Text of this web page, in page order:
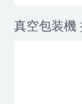
真空包装機